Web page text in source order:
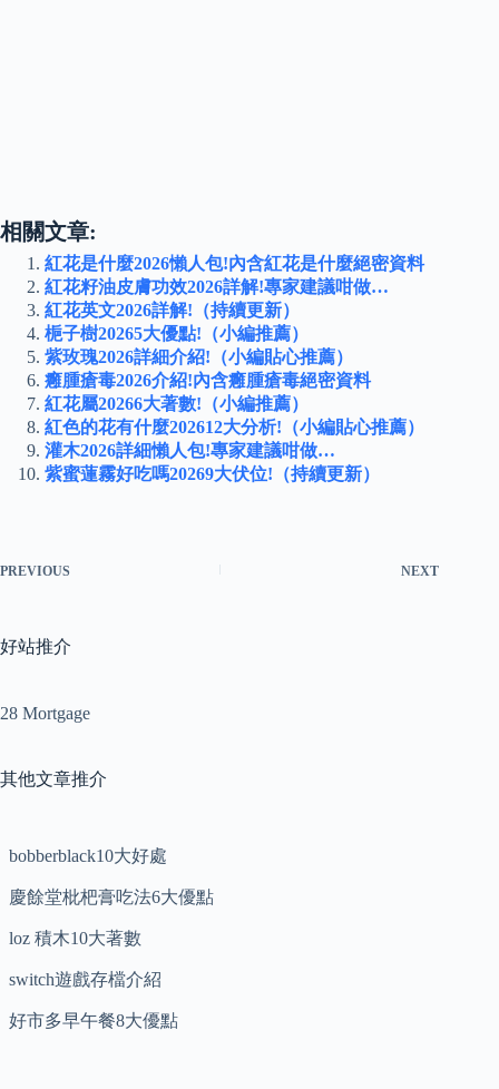
相關文章:
紅花是什麼2026懶人包!內含紅花是什麼絕密資料
紅花籽油皮膚功效2026詳解!專家建議咁做…
紅花英文2026詳解!（持續更新）
梔子樹20265大優點!（小編推薦）
紫玫瑰2026詳細介紹!（小編貼心推薦）
癰腫瘡毒2026介紹!內含癰腫瘡毒絕密資料
紅花屬20266大著數!（小編推薦）
紅色的花有什麼202612大分析!（小編貼心推薦）
灌木2026詳細懶人包!專家建議咁做…
紫蜜蓮霧好吃嗎20269大伏位!（持續更新）
PREVIOUS NEXT
好站推介
28 Mortgage
其他文章推介
bobberblack10大好處
慶餘堂枇杷膏吃法6大優點
loz 積木10大著數
switch遊戲存檔介紹
好市多早午餐8大優點